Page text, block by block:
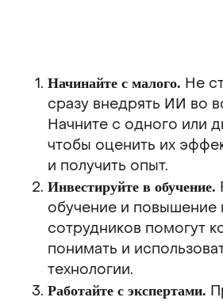
Начинайте с малого. Не
сразу внедрять ИИ во
Начните с одного или
чтобы оценить их
и получить опыт.
Инвестируйте в обучение.
обучение и повышение
сотрудников помогут
понимать и
технологии.
Работайте с экспертами.